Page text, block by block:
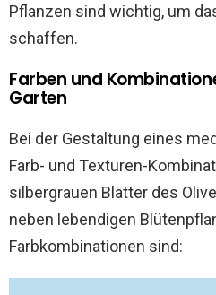
Pflanzen sind wichtig, um
schaffen.
Farben und
Garten
Bei der Gestaltung eines
Farb- und Texturen-
silbergrauen Blätter des
neben lebendigen
Farbkombinationen sind: